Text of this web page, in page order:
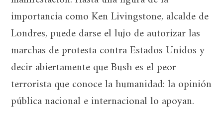
importancia como Ken Livingstone, alcalde de
Londres, puede darse el lujo de autorizar las
marchas de protesta contra Estados Unidos y
decir abiertamente que Bush es el peor
terrorista que conoce la humanidad: la opinión
pública nacional e internacional lo apoyan.